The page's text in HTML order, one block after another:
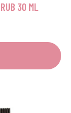
30 ML